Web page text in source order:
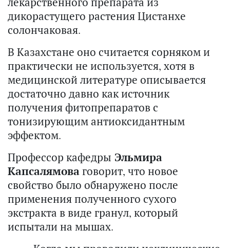
дикорастущего растения Цистанхе
солончаковая.
В Казахстане оно считается сорняком и
практически не используется, хотя в
медицинской литературе описывается
достаточно давно как источник
получения фитопрепаратов с
тонизирующим антиоксидантным
эффектом.
Профессор кафедры Эльмира
Капсалямоваговорит, что новое
свойство было обнаружено после
применения полученного сухого
экстракта в виде гранул, который
испытали на мышах.